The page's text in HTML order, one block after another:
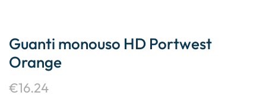
Guanti monouso HD Portwest
Orange
€16.24